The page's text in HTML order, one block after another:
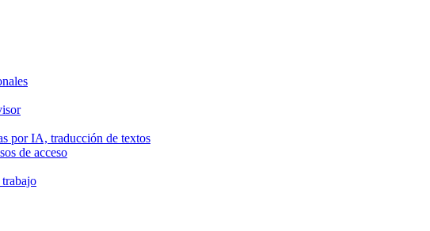
por IA, traducción de textos
de acceso